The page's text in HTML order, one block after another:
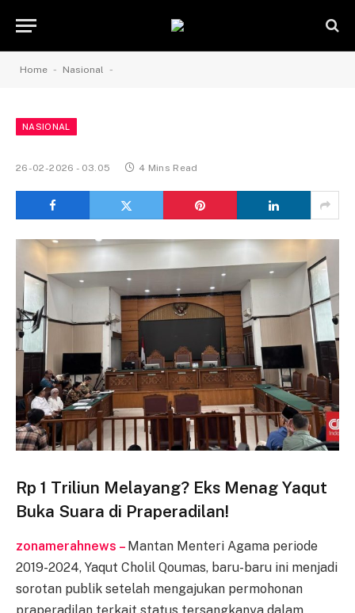
Home - Nasional -
NASIONAL
26-02-2026 - 03.05 4 Mins Read
Rp 1 Triliun Melayang? Eks Menag Yaqut
Buka Suara di Praperadilan!
zonamerahnews – Mantan Menteri Agama periode
2019-2024, Yaqut Cholil Qoumas, baru-baru ini menjadi
sorotan publik setelah mengajukan permohonan